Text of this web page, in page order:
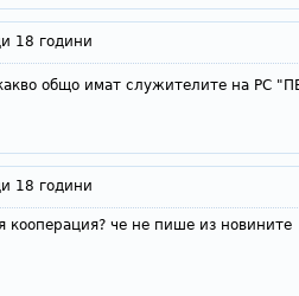
18 години
общо имат служителите на РС
18 години
кооперация? че не пише из новините